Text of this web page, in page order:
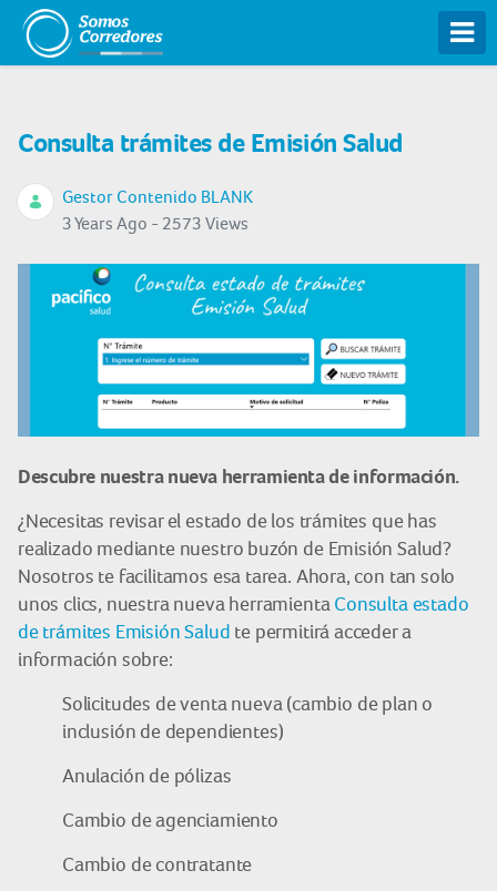
Consulta trámites de Emisión Salud
Gestor Contenido BLANK
3 Years Ago - 2573 Views
Descubre nuestra nueva herramienta de información.
¿Necesitas revisar el estado de los trámites que has
realizado mediante nuestro buzón de Emisión Salud?
Nosotros te facilitamos esa tarea. Ahora, con tan solo
unos clics, nuestra nueva herramienta Consulta estado
de trámites Emisión Salud te permitirá acceder a
información sobre:
Solicitudes de venta nueva (cambio de plan o
inclusión de dependientes)
Anulación de pólizas
Cambio de agenciamiento
Cambio de contratante